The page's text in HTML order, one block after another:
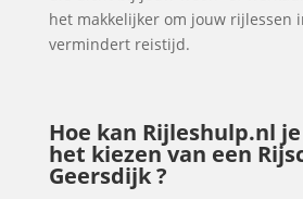
het makkelijker om jouw rijlessen
vermindert reistijd.
Hoe kan Rijleshulp.nl
het kiezen van een
Geersdijk ?